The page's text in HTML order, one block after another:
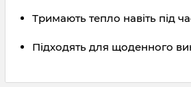
Тримають тепло навіть під
Підходять для щоденного